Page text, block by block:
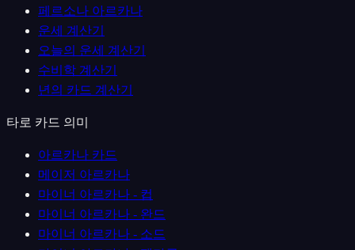
페르소나 아르카나
운세 계산기
오늘의 운세 계산기
수비학 계산기
년의 카드 계산기
타로 카드 의미
아르카나 카드
메이저 아르카나
마이너 아르카나 - 컵
마이너 아르카나 - 완드
마이너 아르카나 - 소드